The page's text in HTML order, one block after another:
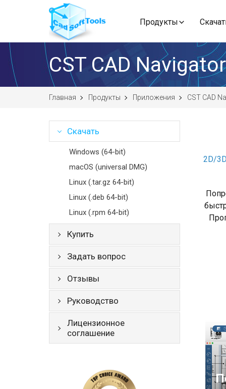
Продукты
CST CAD
Главная Продукты Приложения CST CAD
Скачать
Windows (64-bit)
macOS (universal DMG)
Linux (.tar.gz 64-bit)
Linux (.deb 64-bit)
Linux (.rpm 64-bit)
Купить
Задать вопрос
Отзывы
Руководство
Лицензионное
соглашение
2D/